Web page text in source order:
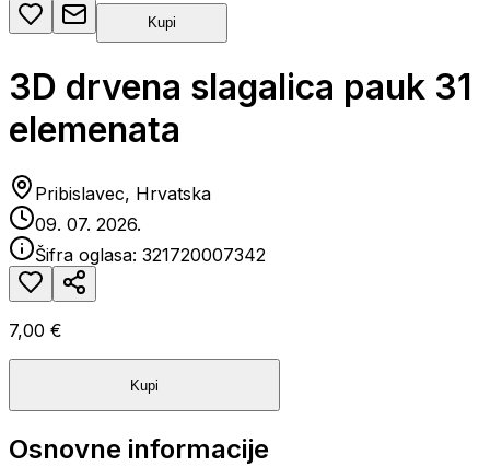
Kupi
3D drvena slagalica pauk 31
elemenata
Pribislavec, Hrvatska
09. 07. 2026.
Šifra oglasa: 321720007342
7,00 €
Kupi
Osnovne informacije